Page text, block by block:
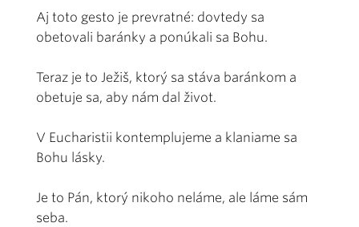
Aj toto gesto je prevratné: dovtedy sa
obetovali baránky a ponúkali sa Bohu.
Teraz je to Ježiš, ktorý sa stáva baránkom a
obetuje sa, aby nám dal život.
V Eucharistii kontemplujeme a klaniame sa
Bohu lásky.
Je to Pán, ktorý nikoho neláme, ale láme sám
seba.